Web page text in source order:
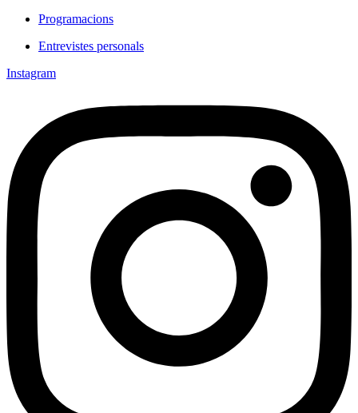
Programacions
Entrevistes personals
Instagram